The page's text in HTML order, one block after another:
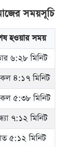
সময়সূচি
হওয়ার সময়
৬:২৮ মিনিট
৪:১৭ মিনিট
৫:৩৮ মিনিট
৭:১২ মিনিট
৫:১২ মিনিট